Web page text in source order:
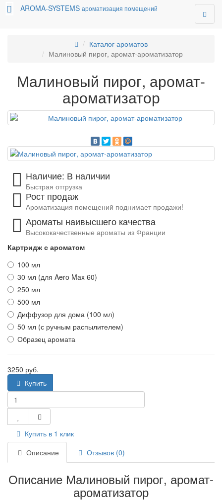
AROMA-SYSTEMS ароматизация помещений
Каталог ароматов
Малиновый пирог, аромат-ароматизатор
Малиновый пирог, аромат-
ароматизатор
Наличие: В наличии
Быстрая отгрузка
Рост продаж
Ароматизация помещений поднимает продажи!
Ароматы наивысшего качества
Высококачественные ароматы из Франции
Картридж с ароматом
100 мл
30 мл (для Aero Max 60)
250 мл
500 мл
Диффузор для дома (100 мл)
50 мл (с ручным распылителем)
Образец аромата
3250 руб.
Купить
Купить в 1 клик
Описание
Отзывов (0)
Описание Малиновый пирог, аромат-
ароматизатор